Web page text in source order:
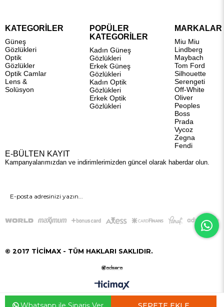
KATEGORİLER
Güneş
Gözlükleri
Optik
Gözlükler
Optik Camlar
Lens &
Solüsyon
POPÜLER
KATEGORİLER
Kadın Güneş
Gözlükleri
Erkek Güneş
Gözlükleri
Kadın Optik
Gözlükleri
Erkek Optik
Gözlükleri
MARKALAR
Miu Miu
Lindberg
Maybach
Tom Ford
Silhouette
Serengeti
Off-White
Oliver
Peoples
Boss
Prada
Vycoz
Zegna
Fendi
E-BÜLTEN KAYIT
Kampanyalarımızdan ve indirimlerimizden güncel olarak haberdar olun.
GÖNDER
© 2017 TİCİMAX - TÜM HAKLARI SAKLIDIR.